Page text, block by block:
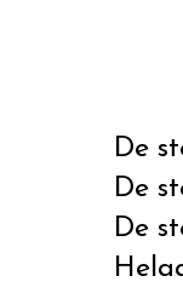
De
De
De